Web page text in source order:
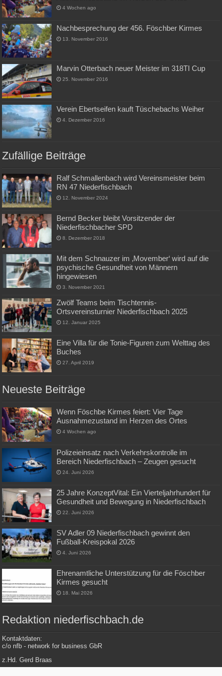
4 Wochen ago
Nachbesprechung der 456. Föschber Kirmes
13. November 2016
Marvin Otterbach neuer Meister im 318TI Cup
25. November 2016
Verein Ebertseifen kauft Tüschebachs Weiher
4. Dezember 2016
Zufällige Beiträge
Ralf Schmallenbach wird Vereinsmeister beim
RN 47 Niederfischbach
12. November 2024
Bernd Becker bleibt Vorsitzender der
Niederfischbacher SPD
8. Dezember 2018
Mit dem Schnauzer im ‚Movember‘ wird auf die
psychische Gesundheit von Männern
hingewiesen
3. November 2021
Zwölf Teams beim Tischtennis-
Ortsvereinsturnier Niederfischbach 2025
12. Januar 2025
Eine Villa für die Tonie-Figuren zum Welttag des
Buches
27. April 2019
Neueste Beiträge
Wenn Föschbe Kirmes feiert: Vier Tage
Ausnahmezustand im Herzen des Ortes
4 Wochen ago
Polizeieinsatz nach Verkehrskontrolle im
Bereich Niederfischbach – Zeugen gesucht
24. Juni 2026
25 Jahre KonzeptVital: Ein Vierteljahrhundert für
Gesundheit und Bewegung in Niederfischbach
22. Juni 2026
SV Adler 09 Niederfischbach gewinnt den
Fußball-Kreispokal 2026
4. Juni 2026
Ehrenamtliche Unterstützung für die Föschber
Kirmes gesucht
18. Mai 2026
Redaktion niederfischbach.de
Kontaktdaten:
c/o nfb - network for business GbR
z.Hd. Gerd Braas